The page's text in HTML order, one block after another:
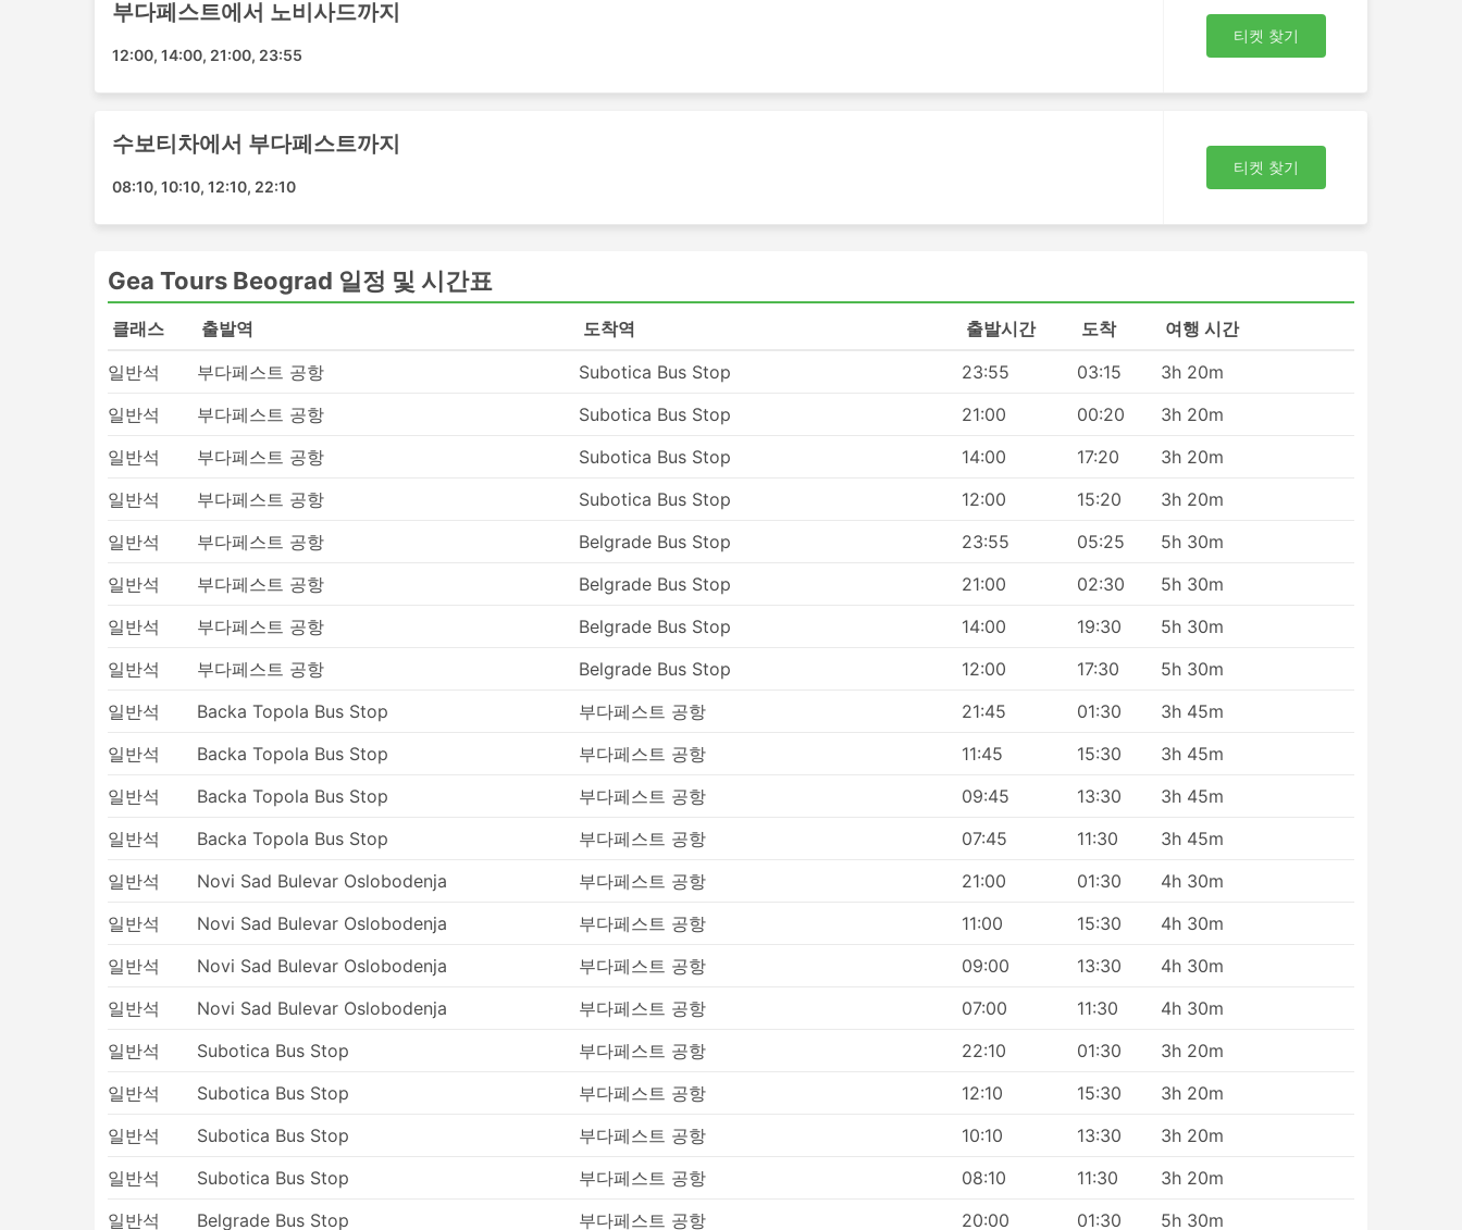
괄하며 버스 노선은 잘 정립되어 있습니다.
비행기 여행이나 때때로 철도 여행과는 반대로 버스를 타는 것은 버스 정류장에 미리 도착할 필요가 없습니
적이며 한도가 설정되어 있는 경우 추가 수하물에 대한 요금은 일반적으로 그리 높지 않습니다.
할 수 있습니다. 더 저렴한 표준 옵션은 약간 느릴 수 있고 최고의 편안함을 제공하지는 않지만 견딜만하며 목
더 많은 비용을 지출할 준비가 되셨다면 일부 VIP 버스는 넓고 푹신한 리클라이닝 좌석, 담요, 더 적은 수의 승
객 및 기타 여러 특별 서비스를 갖춘 비행기의 비즈니스 클래스에 버금가는 좌석을 제공하여 즐거운 여행을
버스 여행 단점
새로생긴 시외 버스 터미널은 버스가 도시 혼잡을 피할 수 있도록 더 큰 고속도로에 가까운 도시 외곽에 위치
이 어려울 수 있습니다. 일부 목적지에서는 터미널에 들어갈 수 있는 차량에 대한 제한이 있으며 거기에 가려
면 특수 운송업체를 이용해야 합니다. 이로 인해 가격이 높아질 수 있습니다. 출퇴근 시간에 여행하는 경우,
특히 출발 지점의 교통 상황에 익숙하지 않은 경우 추가 시간을 계산하세요.
버스는 기차나 비행기보다 더 자주 일정 시간과 맞지 않는 교통수단일수 있습니다. 버스 여행은 가끔 예측할
히 그렇습니다. 이 점을 명심하고 연결 교통편 시간을 긴박하게 계획하지 마세요.
특정 노선 또는 가장 인기 있는 기간에 여행하려면 사전 예약이 필요할 수 있습니다. 버스 정류장에 나타나서
다음 버스를 타는 것이 항상 가능한 것은 아니라는 점을 염두에 두세요. 티켓이 모두 매진될 수 있으므로 그에
따라 여행을 계획하세요.
부다페스트에서 노비사드까지
12:00, 14:00, 21:00, 23:55
티켓 찾기
수보티차에서 부다페스트까지
08:10, 10:10, 12:10, 22:10
티켓 찾기
Gea Tours Beograd 일정 및 시간표
클래스 출발역 도착역 출발시간 도착
여행 시간
일반석
부다페스트 공항 Subotica Bus Stop 23:55 03:15
3h 20m
일반석
부다페스트 공항 Subotica Bus Stop 21:00 00:20
3h 20m
일반석
부다페스트 공항 Subotica Bus Stop 14:00 17:20
3h 20m
일반석
부다페스트 공항 Subotica Bus Stop 12:00 15:20
3h 20m
일반석
부다페스트 공항 Belgrade Bus Stop 23:55 05:25
5h 30m
일반석
부다페스트 공항 Belgrade Bus Stop 21:00 02:30
5h 30m
일반석
부다페스트 공항 Belgrade Bus Stop 14:00 19:30
5h 30m
일반석
부다페스트 공항 Belgrade Bus Stop 12:00 17:30
5h 30m
일반석
Backa Topola Bus Stop 부다페스트 공항 21:45 01:30
3h 45m
일반석
Backa Topola Bus Stop 부다페스트 공항 11:45 15:30
3h 45m
일반석
Backa Topola Bus Stop 부다페스트 공항 09:45 13:30
3h 45m
일반석
Backa Topola Bus Stop 부다페스트 공항 07:45 11:30
3h 45m
일반석
Novi Sad Bulevar Oslobodenja 부다페스트 공항 21:00 01:30
4h 30m
일반석
Novi Sad Bulevar Oslobodenja 부다페스트 공항 11:00 15:30
4h 30m
일반석
Novi Sad Bulevar Oslobodenja 부다페스트 공항 09:00 13:30
4h 30m
일반석
Novi Sad Bulevar Oslobodenja 부다페스트 공항 07:00 11:30
4h 30m
일반석
Subotica Bus Stop 부다페스트 공항 22:10 01:30
3h 20m
일반석
Subotica Bus Stop 부다페스트 공항 12:10 15:30
3h 20m
일반석
Subotica Bus Stop 부다페스트 공항 10:10 13:30
3h 20m
일반석
Subotica Bus Stop 부다페스트 공항 08:10 11:30
3h 20m
일반석
Belgrade Bus Stop 부다페스트 공항 20:00 01:30
5h 30m